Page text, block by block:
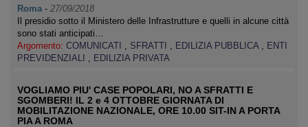
Roma - 27/09/2018
Il presidio sotto il Ministero delle Infrastrutture e quelli in alcune città
sono stati anticipati…
Argomento: COMUNICATI , SFRATTI , EDILIZIA PUBBLICA , ENTI
PREVIDENZIALI , EDILIZIA PRIVATA
VOGLIAMO PIU' CASE POPOLARI, NO A SFRATTI E
SGOMBERI! IL 2 e 4 OTTOBRE GIORNATA DI
MOBILITAZIONE NAZIONALE, ORE 10.00 SIT-IN A PORTA
PIA A ROMA